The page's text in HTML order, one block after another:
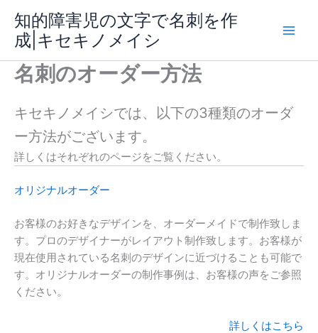
ス
知的障害児の文字で名刺を作
成|キセキノメイシ
名刺のオーダー方法
キセキノメイシでは、以下の3種類のオーダ
ー方法がございます。
詳しくはそれぞれのページをご覧ください。
オリジナルオーダー
お客様のお好きなデザインを、オーダーメイドで制作致しま
す。プロのデザイナーがレイアウト制作致します。お客様が
現在使用されている名刺のデザインに近づけることも可能で
す。オリジナルオーダーの制作事例は、お客様の声をご参照
ください。
詳しくはこちら